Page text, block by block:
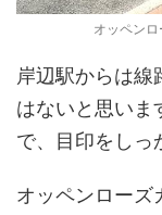
オッペン
岸辺駅からは線
はないと思いま
で、目印をしっ
オッペンローズ